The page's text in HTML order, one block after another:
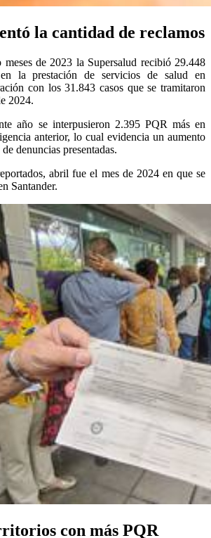
la cantidad de reclamos
de 2023 la Supersalud recibió 29.448
la prestación de servicios de salud en
con los 31.843 casos que se tramitaron
2024.
año se interpusieron 2.395 PQR más en
anterior, lo cual evidencia un aumento
denuncias presentadas.
abril fue el mes de 2024 en que se
Santander.
con más PQR